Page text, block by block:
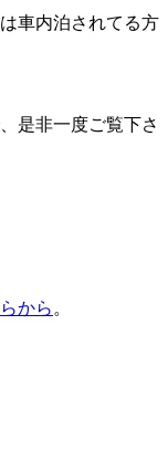
車内泊されてる方
是非一度ご覧下さ
から 。